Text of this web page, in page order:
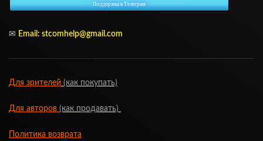
Поддержка в Телеграм
✉ Email: stcomhelp@gmail.com
Для зрителей (как покупать)
Для авторов (как продавать)
Политика возврата